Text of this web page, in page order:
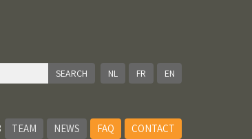
NL FR EN
TEAM NEWS FAQ CONTACT